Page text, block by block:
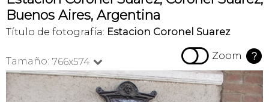
Buenos Aires, Argentina
Título de fotografía: Estacion Coronel Suarez
Tamaño: 766x574   Zoom ?